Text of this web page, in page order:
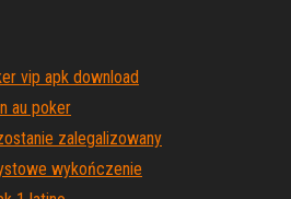
vip apk download
au poker
zalegalizowany
wykończenie